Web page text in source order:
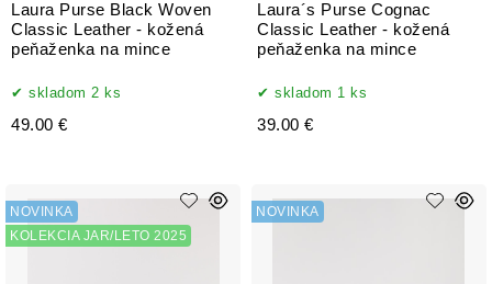
Laura Purse Black Woven
Classic Leather - kožená
peňaženka na mince
skladom 2 ks
49.00 €
Laura´s Purse Cognac
Classic Leather - kožená
peňaženka na mince
skladom 1 ks
39.00 €
NOVINKA
KOLEKCIA JAR/LETO 2025
NOVINKA